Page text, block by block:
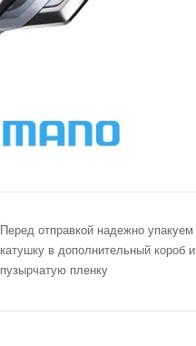
Перед отправкой надежно упакуем
катушку в дополнительный короб и
пузырчатую пленку